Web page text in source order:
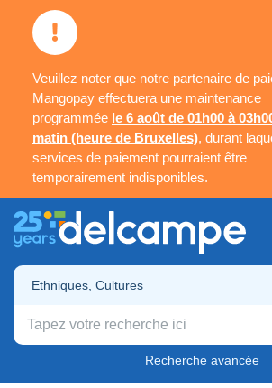
Veuillez noter que notre partenaire de
Mangopay effectuera une maintenance
programmée le 6 août de 01h00 à
matin (heure de Bruxelles), durant
services de paiement pourraient être
temporairement indisponibles.
Ethniques, Cultures
Recherche avancée